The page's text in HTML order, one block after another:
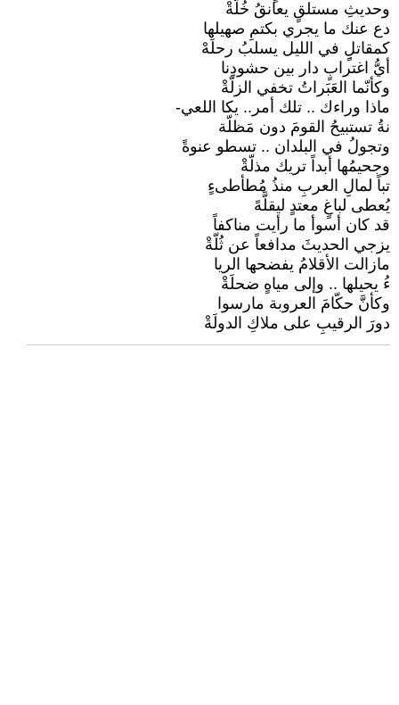
وحديثِ مستلقٍ يعانقُ خُلّةْ
دع عنك ما يجري بكتمِ صهيلها
كمقاتلٍِ في الليل يسلبُ رحلَهْ
أيُّ اغترابٍ دار بين حشودِنا
وكأنّما العَبَراتُ تخفي الزلّةْ
ماذا وراءك .. تلك أمر.. يكا اللعي-
نةُ تستبيحُ القومَ دون مَظلّة
وتجولُ في البلدان .. تسطو عنوةً
وجحيمُها أبداً تريك مذلّةْ
تباً لمالِ العربِ منذُ مُطأطىءٍ
يُعطى لباغٍ معتدٍ ليقلَّهً
قد كان أسوأ ما رأيت مناكفاً
يزجي الحديثَ مدافعاً عن ثُلّةْ
مازالت الأقلامُ يفضحها الريا
ءُ يحيلها .. وإلى مياهٍ ضحلَةْ
وكأنَّ حكّامَ العروبة مارسوا
دورَ الرقيبِ على ملاكِ الدولَةْ